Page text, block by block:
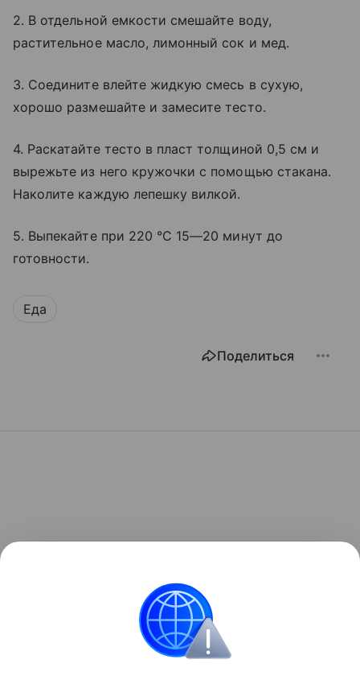
2. В отдельной емкости смешайте воду,
растительное масло, лимонный сок и мед.
3. Соедините влейте жидкую смесь в сухую,
хорошо размешайте и замесите тесто.
4. Раскатайте тесто в пласт толщиной 0,5 см и
вырежьте из него кружочки с помощью стакана.
Наколите каждую лепешку вилкой.
5. Выпекайте при 220 °C 15—20 минут до
готовности.
Еда
Поделиться